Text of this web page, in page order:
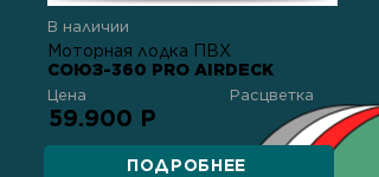
В наличии
Моторная лодка ПВХ
СОЮЗ-360 PRO AIRDECK
Цена Расцветка
59.900 Р
ПОДРОБНЕЕ